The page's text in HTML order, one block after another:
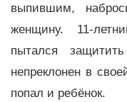
выпившим,
женщину. 11-
пытался
непреклонен в
попал и ребёнок.